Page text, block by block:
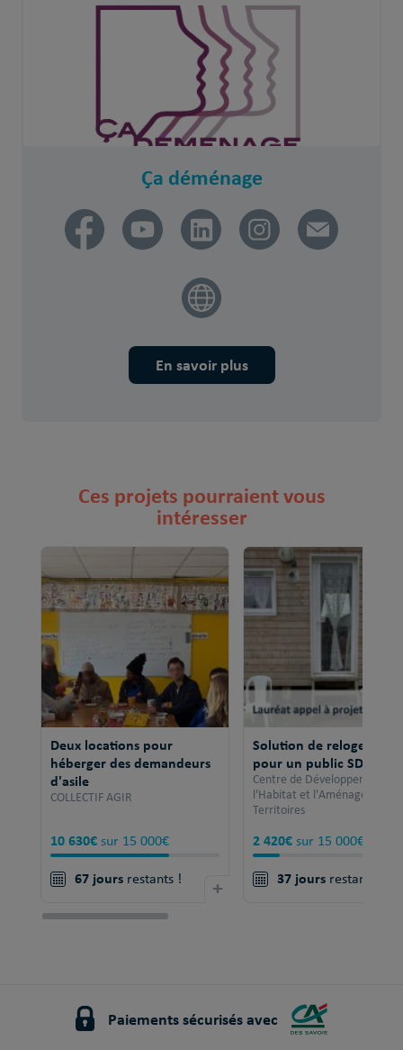
Ça déménage
En savoir plus
Ces projets pourraient vous
intéresser
Deux locations pour
héberger des demandeurs
d'asile
COLLECTIF AGIR
10 630€ sur 15 000€
67 jours restants ! +
Solution de relogement
pour un public SDF
Centre de Développement
l'Habitat et l'Aménagement
Territoires
2 420€ sur 15 000€
37 jours restants !
Paiements sécurisés avec